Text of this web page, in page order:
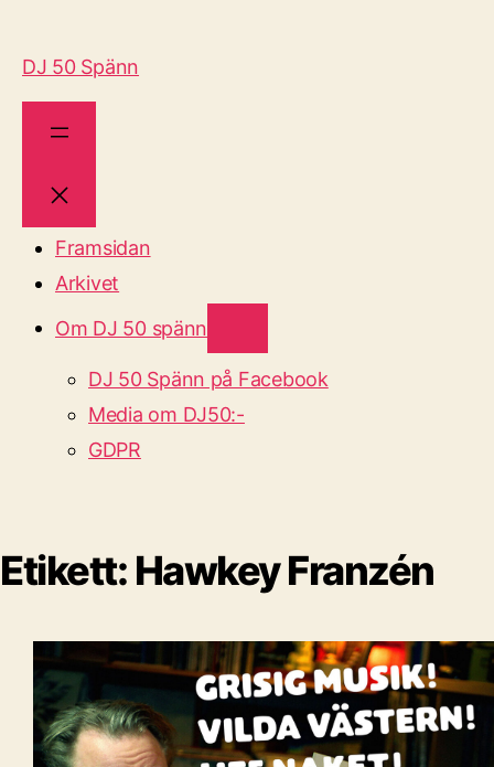
DJ 50 Spänn
Framsidan
Arkivet
Om DJ 50 spänn
DJ 50 Spänn på Facebook
Media om DJ50:-
GDPR
Etikett: Hawkey Franzén